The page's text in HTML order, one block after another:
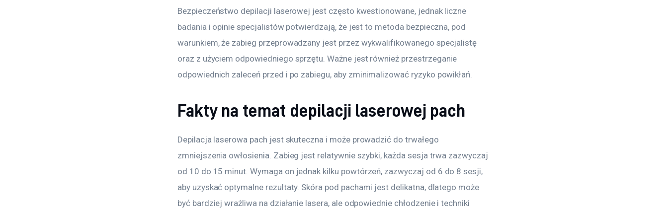
Bezpieczeństwo depilacji laserowej jest często kwestionowane, jednak liczne
badania i opinie specjalistów potwierdzają, że jest to metoda bezpieczna, pod
warunkiem, że zabieg przeprowadzany jest przez wykwalifikowanego specjalistę
oraz z użyciem odpowiedniego sprzętu. Ważne jest również przestrzeganie
odpowiednich zaleceń przed i po zabiegu, aby zminimalizować ryzyko powikłań.
Fakty na temat depilacji laserowej pach
Depilacja laserowa pach jest skuteczna i może prowadzić do trwałego
zmniejszenia owłosienia. Zabieg jest relatywnie szybki, każda sesja trwa zazwyczaj
od 10 do 15 minut. Wymaga on jednak kilku powtórzeń, zazwyczaj od 6 do 8 sesji,
aby uzyskać optymalne rezultaty. Skóra pod pachami jest delikatna, dlatego może
być bardziej wrażliwa na działanie lasera, ale odpowiednie chłodzenie i techniki